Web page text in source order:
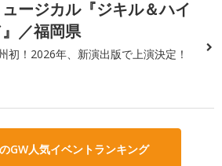
ュージカル『ジキル＆ハイ
』／福岡県
初！2026年、新演出版で上演決定！
GW人気イベントランキング